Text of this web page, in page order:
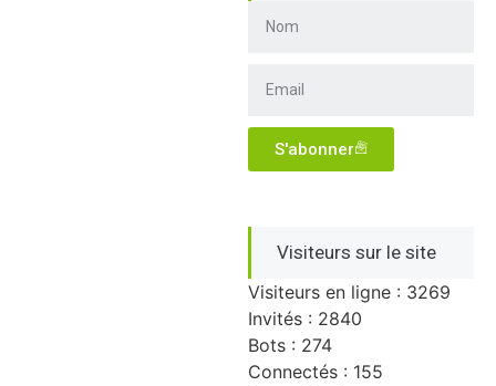
S'abonner
Visiteurs sur le site
Visiteurs en ligne : 3269
Invités : 2840
Bots : 274
Connectés : 155